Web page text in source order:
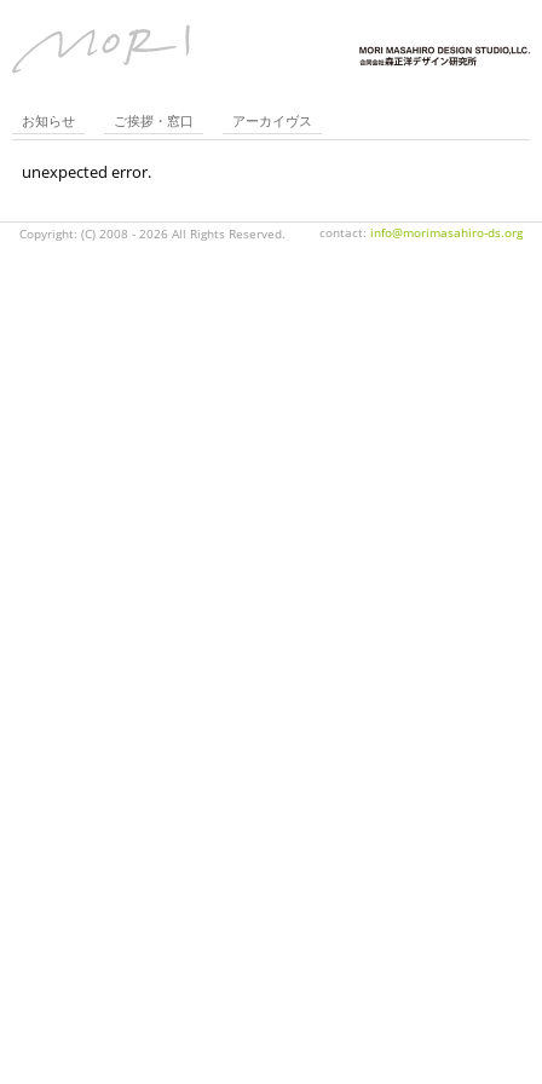
お知らせ ご挨拶・窓口 アーカイヴス
unexpected error.
contact: info@morimasahiro-ds.org
Copyright: (C) 2008 - 2026 All Rights Reserved.